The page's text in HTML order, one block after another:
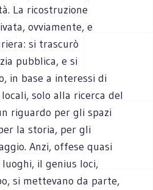
La ricostruzione
ovviamente, e
si trascurò
pubblica, e si
in base a interessi di
solo alla ricerca del
riguardo per gli spazi
la storia, per gli
Anzi, offese quasi
il genius loci,
si mettevano da parte,